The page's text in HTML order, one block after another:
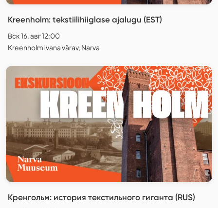
Kreenholm: tekstiilihiiglase ajalugu (EST)
Вск 16. авг 12:00
Kreenholmi vana värav, Narva
Кренгольм: история текстильного гиганта (RUS)